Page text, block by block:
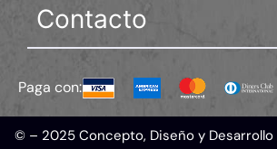
Contacto
Paga con:
© – 2025 Concepto, Diseño y Desarrollo